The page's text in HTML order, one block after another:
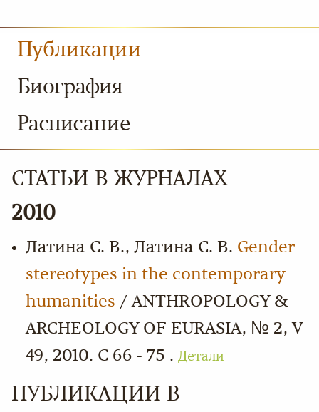
Публикации
Биография
Расписание
СТАТЬИ В ЖУРНАЛАХ
2010
Латина С. В., Латина С. В. Gender
stereotypes in the contemporary
humanities / ANTHROPOLOGY &
ARCHEOLOGY OF EURASIA, № 2, V
49, 2010. С 66 - 75 . Детали
ПУБЛИКАЦИИ В